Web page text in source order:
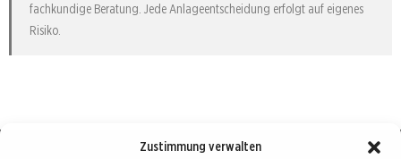
Zustimmung verwalten
fachkundige Beratung. Jede Anlageentscheidung erfolgt auf eigenes
Risiko.